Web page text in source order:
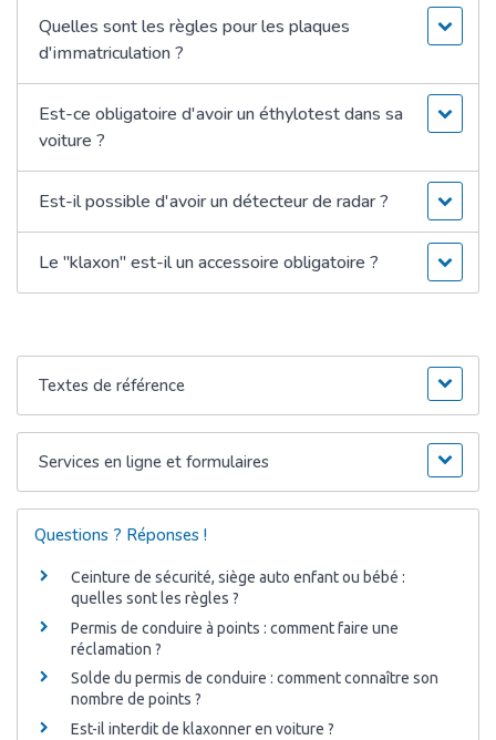
Quelles sont les règles pour les plaques
d'immatriculation ?
Est-ce obligatoire d'avoir un éthylotest dans sa
voiture ?
Est-il possible d'avoir un détecteur de radar ?
Le "klaxon" est-il un accessoire obligatoire ?
Textes de référence
Services en ligne et formulaires
Questions ? Réponses !
Ceinture de sécurité, siège auto enfant ou bébé :
quelles sont les règles ?
Permis de conduire à points : comment faire une
réclamation ?
Solde du permis de conduire : comment connaître son
nombre de points ?
Est-il interdit de klaxonner en voiture ?